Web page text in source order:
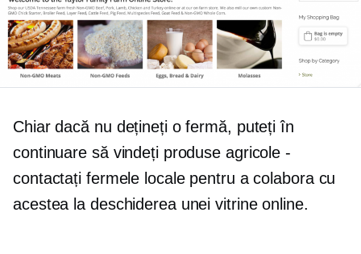
Chiar dacă nu dețineți o fermă, puteți în
continuare să vindeți produse agricole -
contactați fermele locale pentru a colabora cu
acestea la deschiderea unei vitrine online.